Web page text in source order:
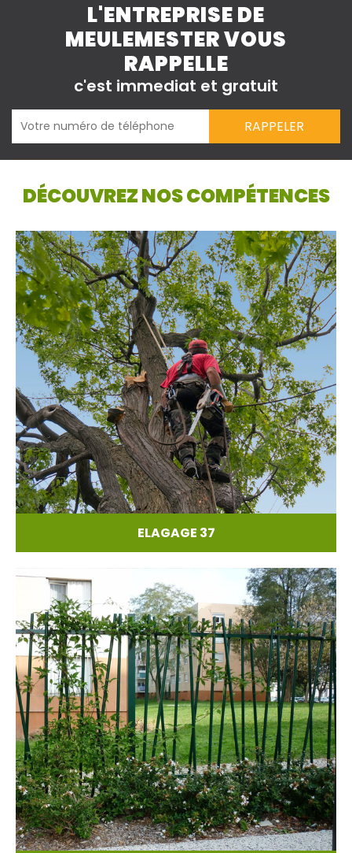
L'ENTREPRISE DE
MEULEMESTER VOUS
RAPPELLE
c'est immediat et gratuit
DÉCOUVREZ NOS COMPÉTENCES
ELAGAGE 37